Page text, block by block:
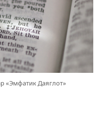
«Эмфатик Даяглот»